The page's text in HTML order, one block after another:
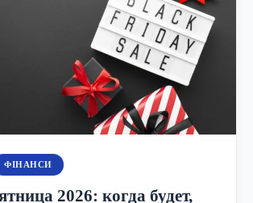
ФІНАНСИ
2026: когда будет,